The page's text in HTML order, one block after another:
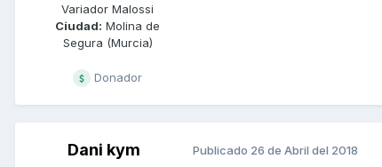
Variador Malossi
Ciudad: Molina de
Segura (Murcia)
Donador
Dani kym Publicado 26 de Abril del 2018